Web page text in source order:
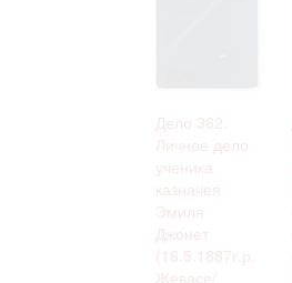
Дело 362.
Личное дело
ученика
казначея
Эмиля
Джонет
(16.5.1887г.р.
Жевасе/